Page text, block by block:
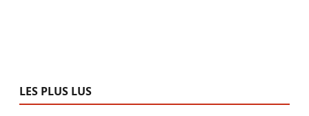
LES PLUS LUS